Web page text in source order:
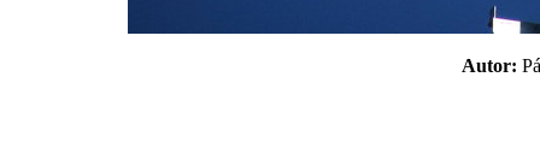
Autor: